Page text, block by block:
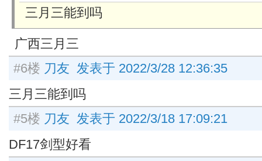
三月三能到吗
广西三月三
#6楼 刀友 发表于 2022/3/28 12:36:35
三月三能到吗
#5楼 刀友 发表于 2022/3/18 17:09:21
DF17剑型好看